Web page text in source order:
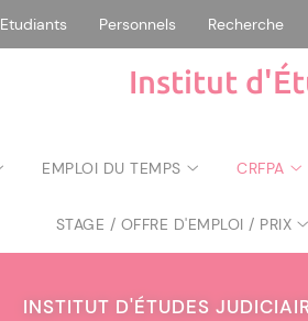
Etudiants Personnels Recherche
Institut
EMPLOI DU TEMPS CRFPA
STAGE / OFFRE D'EMPLOI / PRIX
INSTITUT D'ÉTUDES